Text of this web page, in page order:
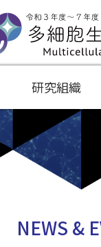
研究組織
NEWS &